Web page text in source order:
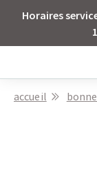
Horaires
accueil